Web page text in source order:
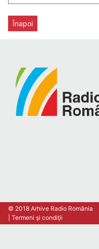
Înapoi
© 2018 Arhive Radio România
Termeni şi condiţii